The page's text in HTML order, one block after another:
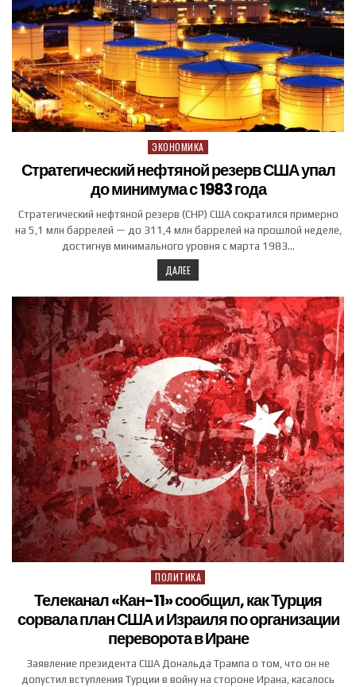
Posted in
ЭКОНОМИКА
Стратегический нефтяной резерв США упал
до минимума с 1983 года
Стратегический нефтяной резерв (СНР) США сократился примерно
на 5,1 млн баррелей — до 311,4 млн баррелей на прошлой неделе,
достигнув минимального уровня с марта 1983…
ДАЛЕЕ
Posted in
ПОЛИТИКА
Телеканал «Кан-11» сообщил, как Турция
сорвала план США и Израиля по организации
переворота в Иране
Заявление президента США Дональда Трампа о том, что он не
допустил вступления Турции в войну на стороне Ирана, касалось